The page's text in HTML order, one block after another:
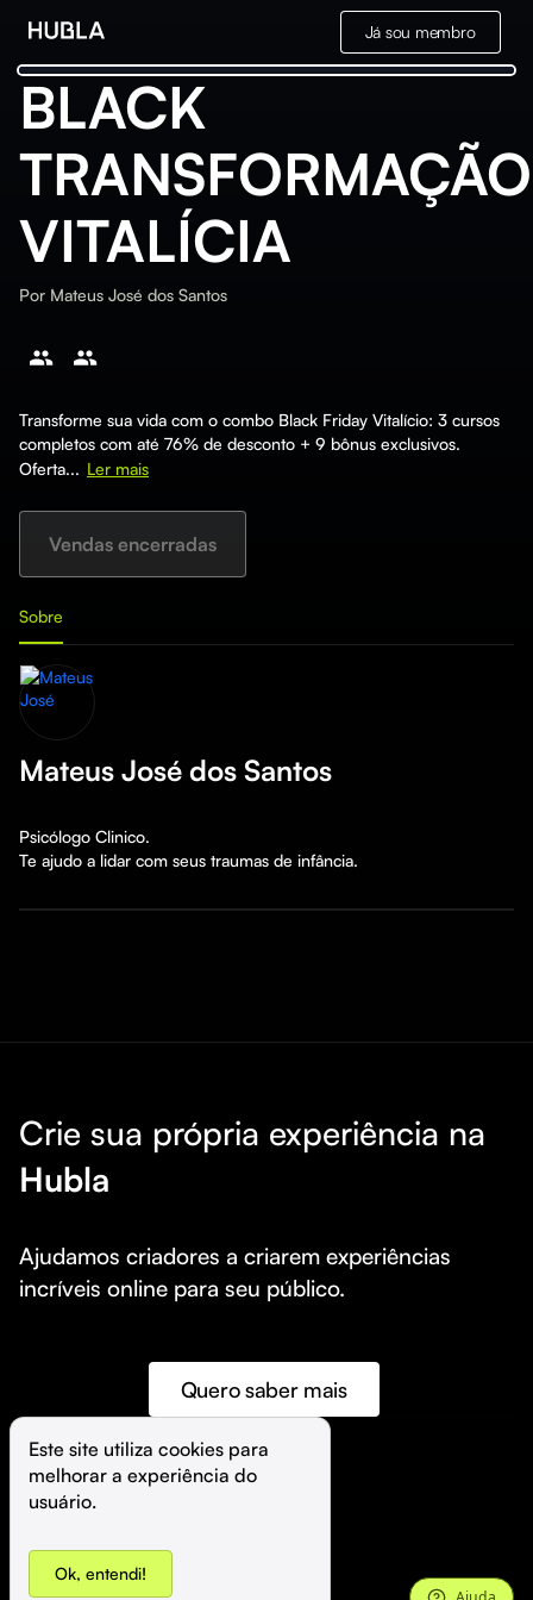
Já sou membro
BLACK
TRANSFORMAÇÃO
VITALÍCIA
Por Mateus José dos Santos
Transforme sua vida com o combo Black Friday Vitalício: 3 cursos
completos com até 76% de desconto + 9 bônus exclusivos.
Oferta... Ler mais
Vendas encerradas
Sobre
Mateus José dos Santos
Psicólogo Clinico.
Te ajudo a lidar com seus traumas de infância.
Crie sua própria experiência na
Hubla
Ajudamos criadores a criarem experiências
incríveis online para seu público.
Quero saber mais
©️ Hubla Tecnologia Ltda • 2026
Este site utiliza cookies para
melhorar a experiência do
usuário.
Ok, entendi!